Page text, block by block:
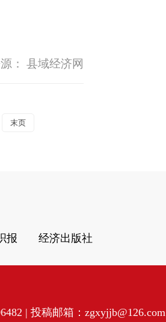
： 县域经济网
末页
报 经济出版社
| 投稿邮箱：zgxyjjb@126.com